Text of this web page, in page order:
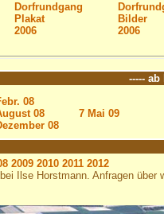
Dorfrundgang
Plakat
2006
Bilder
2006
-----
08
08
08
7 Mai 09
2009 2010 2011 2012
Ilse Horstmann. Anfragen über